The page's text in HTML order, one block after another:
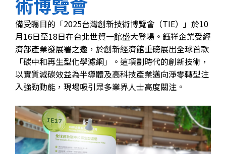
備受矚目的「2025台灣創新技術博覽會（TIE）」於10
月16日至18日在台北世貿一館盛大登場。鈺祥企業受經
濟部產業發展署之邀，於創新經濟館重磅展出全球首款
「碳中和再生型化學濾網」。這項劃時代的創新技術，
以實質減碳效益為半導體及高科技產業邁向淨零轉型注
入強勁動能，現場吸引眾多業界人士高度關注。